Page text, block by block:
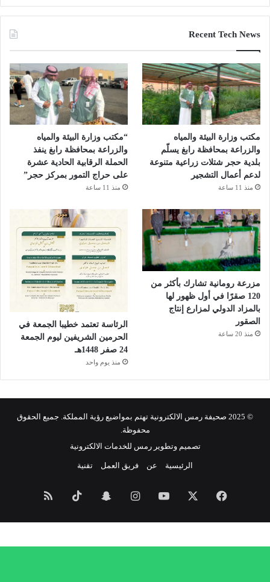
Recent Tech News
مكتب وزارة البيئة والمياه
والزراعة بمحافظة رابغ يسلّم
بلدية حجر شتلات زراعية متنوعة
لدعم أعمال التشجير
منذ 11 ساعة
“مكتب وزارة البيئة والمياه
والزراعة بمحافظة رابغ ينفذ
الحملة الرقابية الحادية عشرة
على حراج التمور بمركز حجر”
منذ 11 ساعة
مزرعة رومانية تشارك بأكثر من
120 صقرًا في أول ظهور لها
بالمزاد الدولي لمزارع إنتاج
الصقور
منذ 20 ساعة
الرئاسة تعتمد خطيبا الجمعة في
الحرمين الشريفين ليوم الجمعة
24 صفر 1448هـ
منذ يوم واحد
© 2025 صحيفة رمس الالكترونية تهتم بمواضيع رؤية المملكة. جميع الحقوق
محفوظة.
تصميم وتطوير رمس للخدمات الالكترونية
الرئيسية عن فريق العمل تقنية
فيسبوك ‫YouTubeانستقرامسناب
تشات
‫TikTok
الموقع